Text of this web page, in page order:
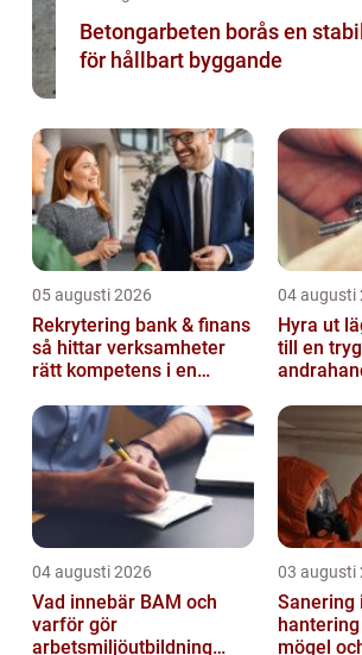
Betongarbeten borås en stabil grund
för hållbart byggande
05 augusti 2026
Rekrytering bank & finans
så hittar verksamheter
rätt kompetens i en
04 augusti
Hyra ut
till en
04 augusti 2026
Vad innebär BAM och
varför gör
arbetsmiljöutbildning
03 augusti
Sanering i
mögel